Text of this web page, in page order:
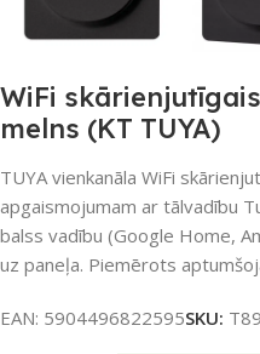
WiFi
melns (KT TUYA)
TUYA vienkanāla WiFi
apgaismojumam ar tālvadību
balss vadību (Google Home,
uz paneļa. Piemērots
EAN: 5904496822595SKU: